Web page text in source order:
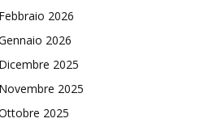
2026
2026
2025
2025
2025